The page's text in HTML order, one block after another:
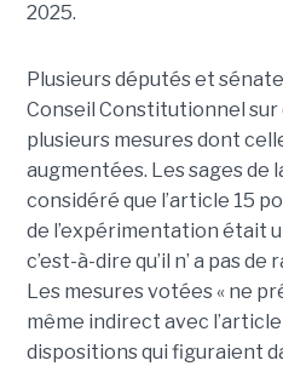
2025.
Plusieurs députés et
Conseil Constitutionnel
plusieurs mesures dont
augmentées. Les sages de
considéré que l’article 15
de l’expérimentation était
c’est-à-dire qu’il n’ a pas
Les mesures votées « ne
même indirect avec
dispositions qui figuraient